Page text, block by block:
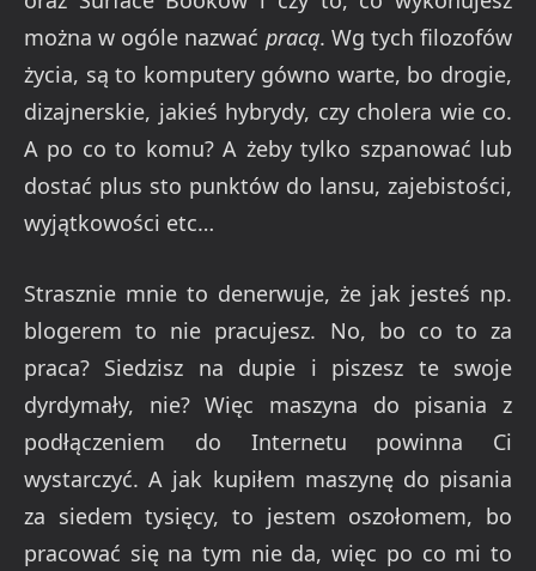
można w ogóle nazwać pracą. Wg tych filozofów
życia, są to komputery gówno warte, bo drogie,
dizajnerskie, jakieś hybrydy, czy cholera wie co.
A po co to komu? A żeby tylko szpanować lub
dostać plus sto punktów do lansu, zajebistości,
wyjątkowości etc…
Strasznie mnie to denerwuje, że jak jesteś np.
blogerem to nie pracujesz. No, bo co to za
praca? Siedzisz na dupie i piszesz te swoje
dyrdymały, nie? Więc maszyna do pisania z
podłączeniem do Internetu powinna Ci
wystarczyć. A jak kupiłem maszynę do pisania
za siedem tysięcy, to jestem oszołomem, bo
pracować się na tym nie da, więc po co mi to